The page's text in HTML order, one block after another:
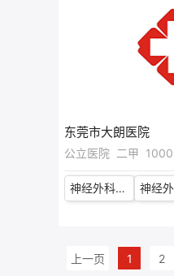
东莞市大朗医院
公立医院 二甲
神经外科学科带头人
上一页 1 2